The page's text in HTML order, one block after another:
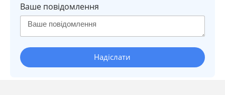
Ваше повідомлення
Надіслати